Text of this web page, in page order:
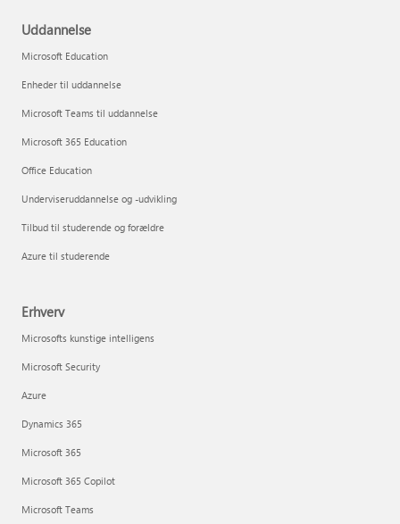
Uddannelse
Microsoft Education
Enheder til uddannelse
Microsoft Teams til uddannelse
Microsoft 365 Education
Office Education
Underviseruddannelse og -udvikling
Tilbud til studerende og forældre
Azure til studerende
Erhverv
Microsofts kunstige intelligens
Microsoft Security
Azure
Dynamics 365
Microsoft 365
Microsoft 365 Copilot
Microsoft Teams